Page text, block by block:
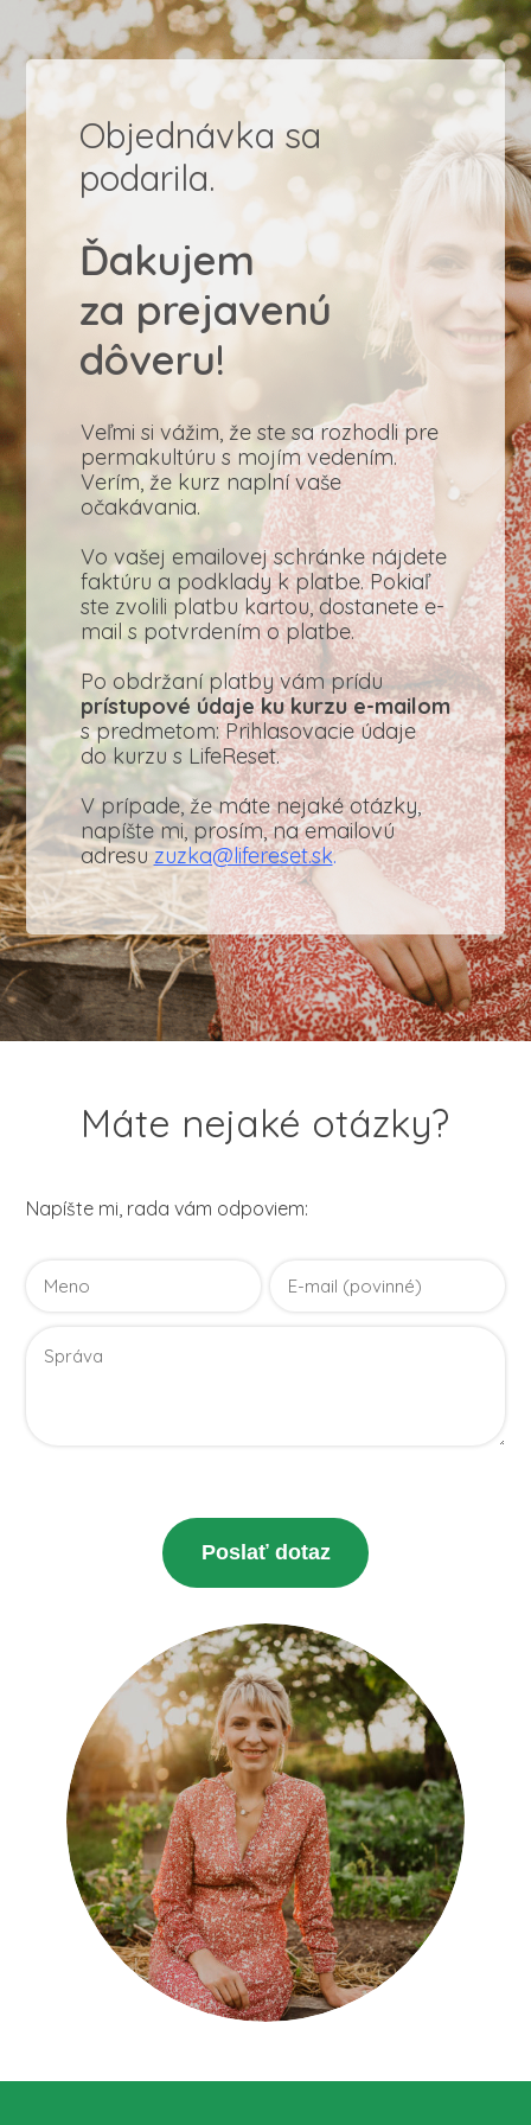
Objednávka sa
podarila.
Ďakujem
za prejavenú
dôveru!
Veľmi si vážim, že ste sa rozhodli pre
permakultúru s mojím vedením.
Verím, že kurz naplní vaše
očakávania.
Vo vašej emailovej schránke nájdete
faktúru a podklady k platbe. Pokiaľ
ste zvolili platbu kartou, dostanete e-
mail s potvrdením o platbe.
Po obdržaní platby vám prídu
prístupové údaje ku kurzu e-mailom
s predmetom: Prihlasovacie údaje
do kurzu s LifeReset.
V prípade, že máte nejaké otázky,
napíšte mi, prosím, na emailovú
adresu zuzka@lifereset.sk.
Máte nejaké otázky?
Napíšte mi, rada vám odpoviem:
Poslať dotaz